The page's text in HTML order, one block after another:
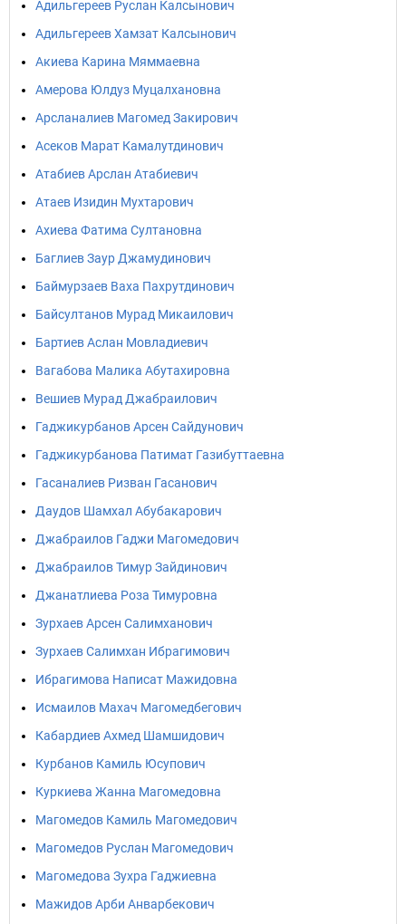
Адильгереев Руслан Калсынович
Адильгереев Хамзат Калсынович
Акиева Карина Мяммаевна
Амерова Юлдуз Муцалхановна
Арсланалиев Магомед Закирович
Асеков Марат Камалутдинович
Атабиев Арслан Атабиевич
Атаев Изидин Мухтарович
Ахиева Фатима Султановна
Баглиев Заур Джамудинович
Баймурзаев Ваха Пахрутдинович
Байсултанов Мурад Микаилович
Бартиев Аслан Мовладиевич
Вагабова Малика Абутахировна
Вешиев Мурад Джабраилович
Гаджикурбанов Арсен Сайдунович
Гаджикурбанова Патимат Газибуттаевна
Гасаналиев Ризван Гасанович
Даудов Шамхал Абубакарович
Джабраилов Гаджи Магомедович
Джабраилов Тимур Зайдинович
Джанатлиева Роза Тимуровна
Зурхаев Арсен Салимханович
Зурхаев Салимхан Ибрагимович
Ибрагимова Написат Мажидовна
Исмаилов Махач Магомедбегович
Кабардиев Ахмед Шамшидович
Курбанов Камиль Юсупович
Куркиева Жанна Магомедовна
Магомедов Камиль Магомедович
Магомедов Руслан Магомедович
Магомедова Зухра Гаджиевна
Мажидов Арби Анварбекович